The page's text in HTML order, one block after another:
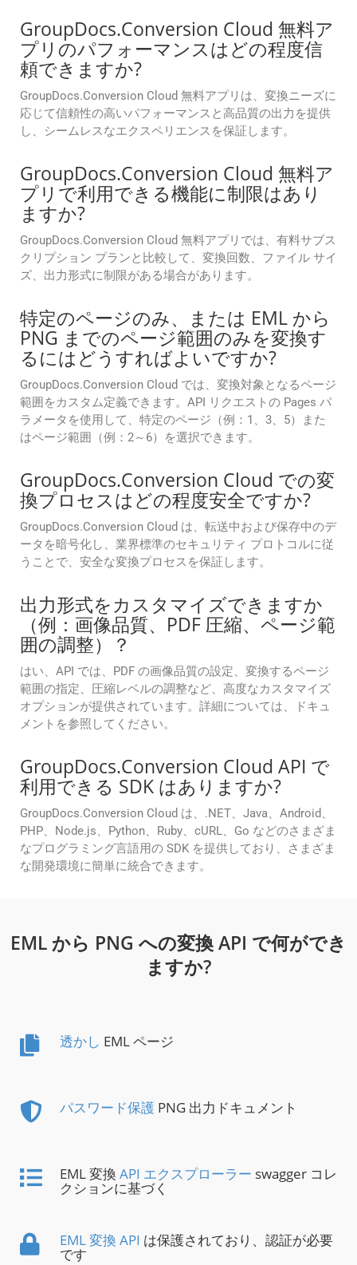
GroupDocs.Conversion Cloud 無料ア
プリのパフォーマンスはどの程度信
頼できますか?
GroupDocs.Conversion Cloud 無料アプリは、変換ニーズに
応じて信頼性の高いパフォーマンスと高品質の出力を提供
し、シームレスなエクスペリエンスを保証します。
GroupDocs.Conversion Cloud 無料ア
プリで利用できる機能に制限はあり
ますか?
GroupDocs.Conversion Cloud 無料アプリでは、有料サブス
クリプション プランと比較して、変換回数、ファイル サイ
ズ、出力形式に制限がある場合があります。
特定のページのみ、または EML から
PNG までのページ範囲のみを変換す
るにはどうすればよいですか?
GroupDocs.Conversion Cloud では、変換対象となるページ
範囲をカスタム定義できます。API リクエストの Pages パ
ラメータを使用して、特定のページ（例：1、3、5）また
はページ範囲（例：2～6）を選択できます。
GroupDocs.Conversion Cloud での変
換プロセスはどの程度安全ですか?
GroupDocs.Conversion Cloud は、転送中および保存中のデ
ータを暗号化し、業界標準のセキュリティ プロトコルに従
うことで、安全な変換プロセスを保証します。
出力形式をカスタマイズできますか
（例：画像品質、PDF 圧縮、ページ範
囲の調整）？
はい、API では、PDF の画像品質の設定、変換するページ
範囲の指定、圧縮レベルの調整など、高度なカスタマイズ
オプションが提供されています。詳細については、ドキュ
メントを参照してください。
GroupDocs.Conversion Cloud API で
利用できる SDK はありますか?
GroupDocs.Conversion Cloud は、.NET、Java、Android、
PHP、Node.js、Python、Ruby、cURL、Go などのさまざま
なプログラミング言語用の SDK を提供しており、さまざま
な開発環境に簡単に統合できます。
EML から PNG への変換 API で何ができ
ますか?
透かし EML ページ
パスワード保護 PNG 出力ドキュメント
EML 変換 API エクスプローラー swagger コレ
クションに基づく
EML 変換 API は保護されており、認証が必要
です